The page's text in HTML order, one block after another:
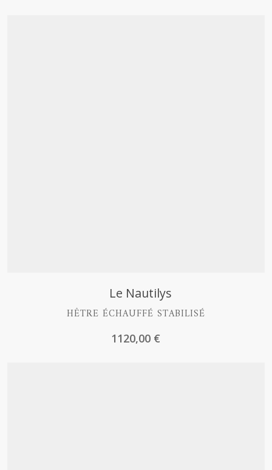
Le Nautilys
HÊTRE ÉCHAUFFÉ STABILISÉ
1120,00 €